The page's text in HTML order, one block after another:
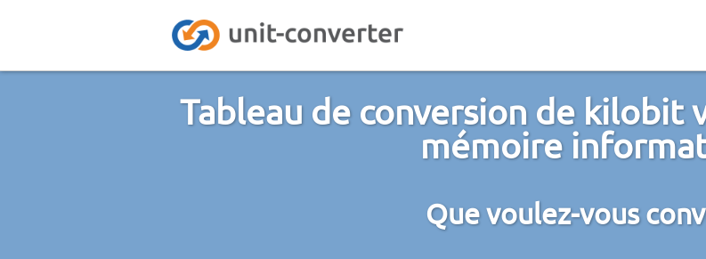
Tableau de conversion de kilobit
mémoire
Que voulez-vous